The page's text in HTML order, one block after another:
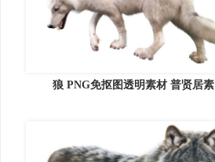
狼 PNG免抠图透明素材 普贤居素